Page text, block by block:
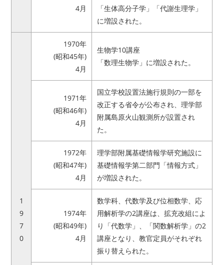
4月
「生体高分子学」「代謝生理学」
に増設された。
1
9
7
0
1970年
(昭和45年)
4月
生物学10講座
「数理生物学」に増設された。
1971年
(昭和46年)
4月
国立学校設置法施行規則の一部を
改正する省令が公布され、理学部
附属島原火山観測所が設置され
た。
1972年
(昭和47年)
4月
理学部附属基礎情報学研究施設に
基礎情報学第二部門「情報方式」
が増設された。
1974年
(昭和49年)
4月
数学科、代数学及び位相数学、応
用解析学の2講座は、拡充改組によ
り「代数学」、「関数解析学」の2
講座となり、教官定員がそれぞれ
振り替えられた。